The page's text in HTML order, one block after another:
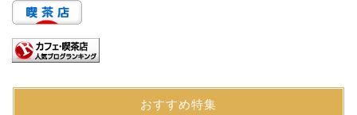
おすすめ特集